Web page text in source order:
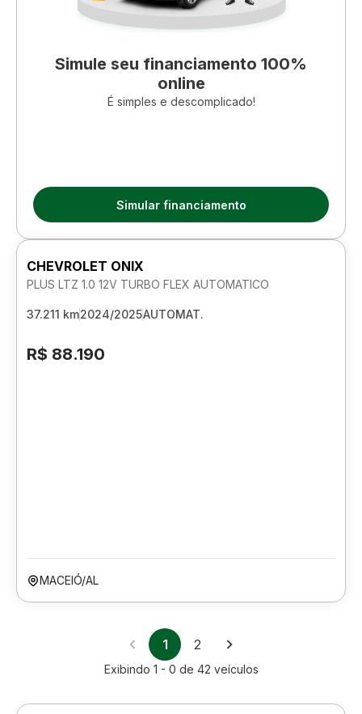
Simule seu financiamento 100%
online
É simples e descomplicado!
Simular financiamento
CHEVROLET ONIX
PLUS LTZ 1.0 12V TURBO FLEX AUTOMATICO
37.211 km2024/2025AUTOMAT.
R$ 88.190
MACEIÓ/AL
1 2
Exibindo 1 - 0 de 42 veículos